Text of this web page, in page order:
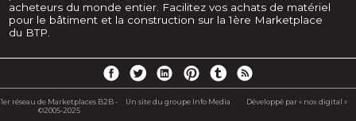
acheteurs du monde entier. Facilitez vos achats de matériel
pour le bâtiment et la construction sur la 1ère Marketplace
du BTP.
1er réseau de Marketplaces B2B -
©2005-2025
Un site du groupe Info Media Développé par « nox digital »